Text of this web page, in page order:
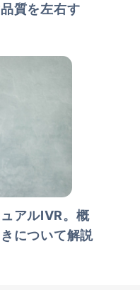
質を左右す
アルIVR。概
について解説